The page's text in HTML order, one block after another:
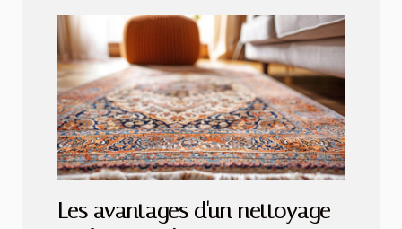
Les avantages d'un nettoyage